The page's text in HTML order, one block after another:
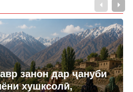
занон дар ҷануби
хушксолӣ,